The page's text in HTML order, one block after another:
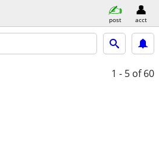
post acct
1 - 5 of 60